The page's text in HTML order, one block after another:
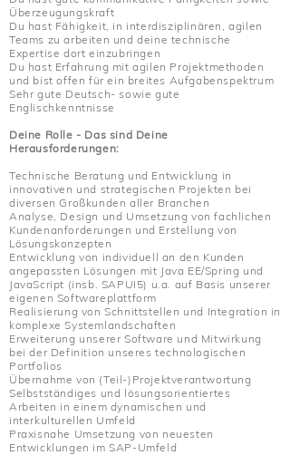
Überzeugungskraft
Du hast Fähigkeit, in interdisziplinären, agilen
Teams zu arbeiten und deine technische
Expertise dort einzubringen
Du hast Erfahrung mit agilen Projektmethoden
und bist offen für ein breites Aufgabenspektrum
Sehr gute Deutsch- sowie gute
Englischkenntnisse
Deine Rolle - Das sind Deine
Herausforderungen:
Technische Beratung und Entwicklung in
innovativen und strategischen Projekten bei
diversen Großkunden aller Branchen
Analyse, Design und Umsetzung von fachlichen
Kundenanforderungen und Erstellung von
Lösungskonzepten
Entwicklung von individuell an den Kunden
angepassten Lösungen mit Java EE/Spring und
JavaScript (insb. SAPUI5) u.a. auf Basis unserer
eigenen Softwareplattform
Realisierung von Schnittstellen und Integration in
komplexe Systemlandschaften
Erweiterung unserer Software und Mitwirkung
bei der Definition unseres technologischen
Portfolios
Übernahme von (Teil-)Projektverantwortung
Selbstständiges und lösungsorientiertes
Arbeiten in einem dynamischen und
interkulturellen Umfeld
Praxisnahe Umsetzung von neuesten
Entwicklungen im SAP-Umfeld